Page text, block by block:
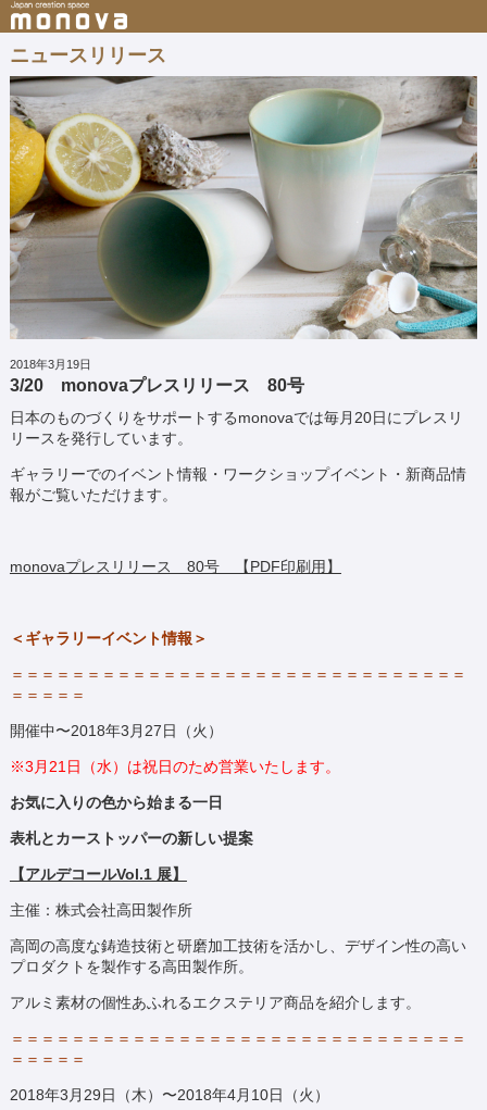
ニュースリリース
2018年3月19日
3/20 monovaプレスリリース 80号
日本のものづくりをサポートするmonovaでは毎月20日にプレスリ
リースを発行しています。
ギャラリーでのイベント情報・ワークショップイベント・新商品情
報がご覧いただけます。
monovaプレスリリース 80号 【PDF印刷用】
＜ギャラリーイベント情報＞
＝＝＝＝＝＝＝＝＝＝＝＝＝＝＝＝＝＝＝＝＝＝＝＝＝＝＝＝＝＝
＝＝＝＝＝
開催中〜2018年3月27日（火）
※3月21日（水）は祝日のため営業いたします。
お気に入りの色から始まる一日
表札とカーストッパーの新しい提案
【アルデコールVol.1 展】
主催：株式会社高田製作所
高岡の高度な鋳造技術と研磨加工技術を活かし、デザイン性の高い
プロダクトを製作する高田製作所。
アルミ素材の個性あふれるエクステリア商品を紹介します。
＝＝＝＝＝＝＝＝＝＝＝＝＝＝＝＝＝＝＝＝＝＝＝＝＝＝＝＝＝＝
＝＝＝＝＝
2018年3月29日（木）〜2018年4月10日（火）